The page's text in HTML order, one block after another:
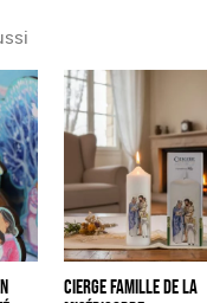
Cierge Famille de la